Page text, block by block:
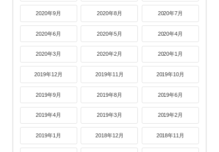
2020年9月 2020年8月 2020年7月
2020年6月 2020年5月 2020年4月
2020年3月 2020年2月 2020年1月
2019年12月 2019年11月 2019年10月
2019年9月 2019年8月 2019年6月
2019年4月 2019年3月 2019年2月
2019年1月 2018年12月 2018年11月